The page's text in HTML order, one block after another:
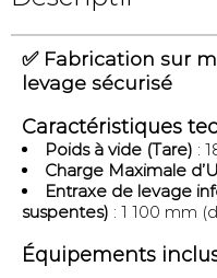
✅ Fabrication sur
levage sécurisé
Caractéristiques
Poids à vide (Tare) :
Charge Maximale
Entraxe de levage inférieur fixe (Distance entre
suspentes) : 1 100 mm
Équipements